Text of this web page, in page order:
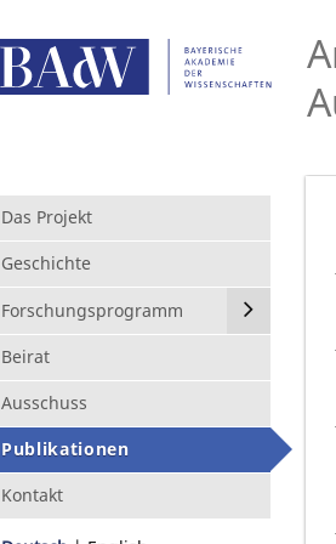
Das Projekt
Geschichte
Forschungsprogramm
Beirat
Ausschuss
Publikationen
Kontakt